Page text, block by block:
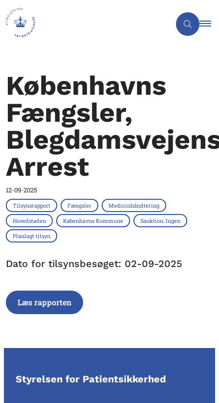
Københavns
Fængsler,
Arrest
12-09-2025
Tilsynsrapport Fængsler Medicinhåndtering
Hovedstaden Københavns Kommune Sanktion: Ingen
Planlagt tilsyn
Dato for tilsynsbesøget: 02-09-2025
Læs rapporten
Styrelsen for Patientsikkerhed